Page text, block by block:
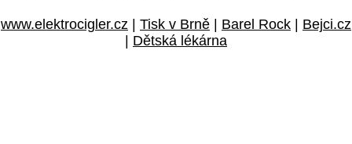
www.elektrocigler.cz | Tisk v Brně | Barel Rock | Bejci.cz
| Dětská lékárna